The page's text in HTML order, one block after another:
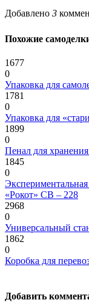
Добавлено 3
Похожие
1677
0
Упаковка для
1781
0
Упаковка для
1899
0
Пенал для
1845
0
«Рокот» СВ – 228
2968
0
Универсальный
1862
0
Коробка для
Добавить